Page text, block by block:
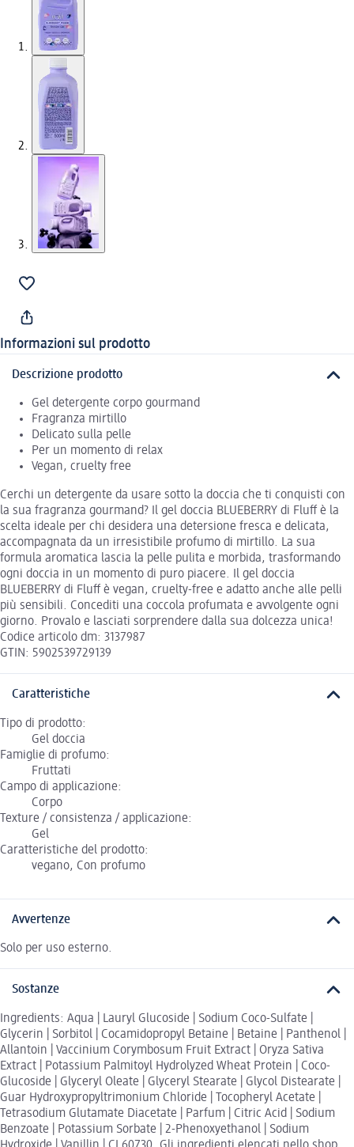
Informazioni sul prodotto
Descrizione prodotto
Gel detergente corpo gourmand
Fragranza mirtillo
Delicato sulla pelle
Per un momento di relax
Vegan, cruelty free
Cerchi un detergente da usare sotto la doccia che ti conquisti con
la sua fragranza gourmand? Il gel doccia BLUEBERRY di Fluff è la
scelta ideale per chi desidera una detersione fresca e delicata,
accompagnata da un irresistibile profumo di mirtillo. La sua
formula aromatica lascia la pelle pulita e morbida, trasformando
ogni doccia in un momento di puro piacere. Il gel doccia
BLUEBERRY di Fluff è vegan, cruelty-free e adatto anche alle pelli
più sensibili. Concediti una coccola profumata e avvolgente ogni
giorno. Provalo e lasciati sorprendere dalla sua dolcezza unica!
Codice articolo dm: 3137987
GTIN: 5902539729139
Caratteristiche
Tipo di prodotto:
Gel doccia
Famiglie di profumo:
Fruttati
Campo di applicazione:
Corpo
Texture / consistenza / applicazione:
Gel
Caratteristiche del prodotto:
vegano, Con profumo
Avvertenze
Solo per uso esterno.
Sostanze
Ingredients: Aqua | Lauryl Glucoside | Sodium Coco-Sulfate |
Glycerin | Sorbitol | Cocamidopropyl Betaine | Betaine | Panthenol |
Allantoin | Vaccinium Corymbosum Fruit Extract | Oryza Sativa
Extract | Potassium Palmitoyl Hydrolyzed Wheat Protein | Coco-
Glucoside | Glyceryl Oleate | Glyceryl Stearate | Glycol Distearate |
Guar Hydroxypropyltrimonium Chloride | Tocopheryl Acetate |
Tetrasodium Glutamate Diacetate | Parfum | Citric Acid | Sodium
Benzoate | Potassium Sorbate | 2-Phenoxyethanol | Sodium